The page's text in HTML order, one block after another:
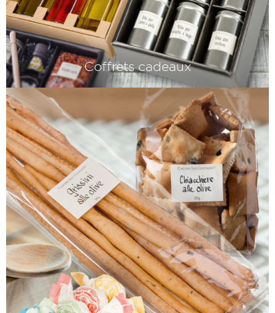
Coffrets cadeaux
Offrir avec style. Nous vous proposons
des emballages cadeaux italiens,
fabriqués à la main et avec beaucoup
d'amour.